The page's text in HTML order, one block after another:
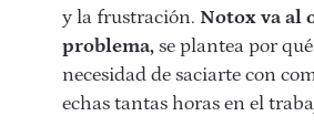
y la frustración. Notox va al
problema, se plantea por
necesidad de saciarte con
echas tantas horas en el